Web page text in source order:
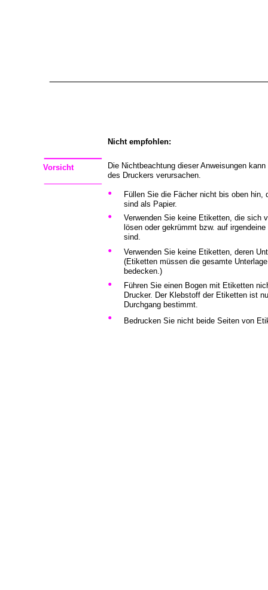
Nicht empfohlen:
Vorsicht
Die Nichtbeachtung dieser Anweisungen
des Druckers verursachen.
•
Füllen Sie die Fächer nicht bis oben hin,
sind als Papier.
•
Verwenden Sie keine Etiketten, die sich
lösen oder gekrümmt bzw. auf
sind.
•
Verwenden Sie keine Etiketten, deren
(Etiketten müssen die gesamte
bedecken.)
•
Führen Sie einen Bogen mit Etiketten
Drucker. Der Klebstoff der Etiketten ist
Durchgang bestimmt.
• Bedrucken Sie nicht beide Seiten von